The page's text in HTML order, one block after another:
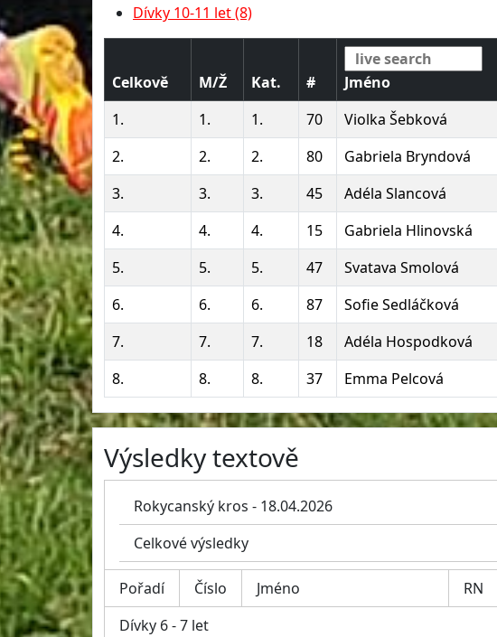
Dívky 10-11 let (8)
Celkově M/Ž Kat. # Jméno
1.
1. 1. 70 Violka Šebková
2.
2. 2. 80 Gabriela Bryndová
3.
3. 3. 45 Adéla Slancová
4.
4. 4. 15 Gabriela Hlinovská
5.
5. 5. 47 Svatava Smolová
6.
6. 6. 87 Sofie Sedláčková
7.
7. 7. 18 Adéla Hospodková
8.
8. 8. 37 Emma Pelcová
Výsledky textově
Rokycanský kros - 18.04.2026
Celkové výsledky
Pořadí Číslo Jméno RN
Dívky 6 - 7 let